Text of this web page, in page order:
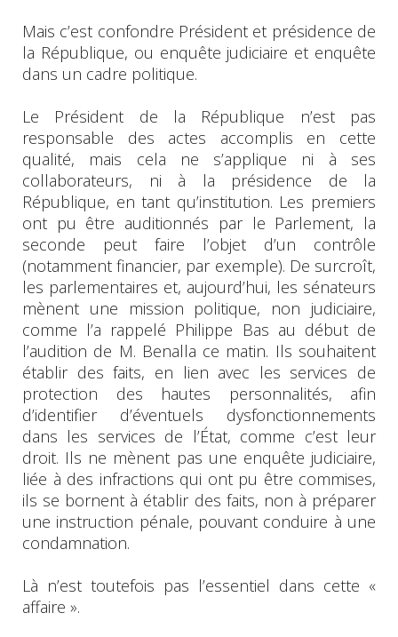
Mais c’est confondre Président et présidence de
la République, ou enquête judiciaire et enquête
dans un cadre politique.
Le Président de la République n’est pas
responsable des actes accomplis en cette
qualité, mais cela ne s’applique ni à ses
collaborateurs, ni à la présidence de la
République, en tant qu’institution. Les premiers
ont pu être auditionnés par le Parlement, la
seconde peut faire l’objet d’un contrôle
(notamment financier, par exemple). De surcroît,
les parlementaires et, aujourd’hui, les sénateurs
mènent une mission politique, non judiciaire,
comme l’a rappelé Philippe Bas au début de
l’audition de M. Benalla ce matin. Ils souhaitent
établir des faits, en lien avec les services de
protection des hautes personnalités, afin
d’identifier d’éventuels dysfonctionnements
dans les services de l’État, comme c’est leur
droit. Ils ne mènent pas une enquête judiciaire,
liée à des infractions qui ont pu être commises,
ils se bornent à établir des faits, non à préparer
une instruction pénale, pouvant conduire à une
condamnation.
Là n’est toutefois pas l’essentiel dans cette «
affaire ».